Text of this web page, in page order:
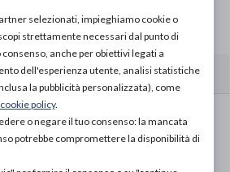
di cuciture su punti critici
imbottita
imbottito
selezionati, impieghiamo cookie o
strettamente necessari dal punto di
anche per obiettivi legati a
dell'esperienza utente, analisi statistiche
la pubblicità personalizzata), come
cookie policy.
o negare il tuo consenso: la mancata
potrebbe compromettere la disponibilità di